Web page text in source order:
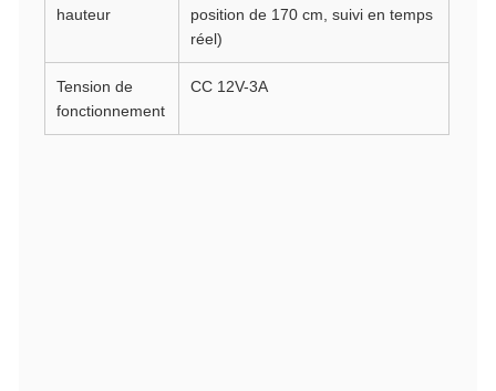
hauteur
position de 170 cm, suivi en temps
réel)
Tension de
fonctionnement
CC 12V-3A